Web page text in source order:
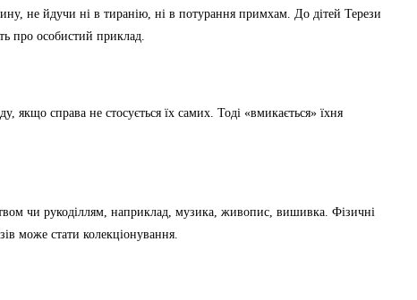
не йдучи ні в тиранію, ні в потурання примхам. До дітей Терези
про особистий приклад.
справа не стосується їх самих. Тоді «вмикається» їхня
чи рукоділлям, наприклад, музика, живопис, вишивка. Фізичні
може стати колекціонування.